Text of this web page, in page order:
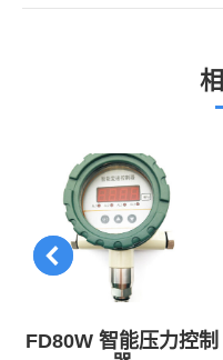
FD80W 智能压力控制